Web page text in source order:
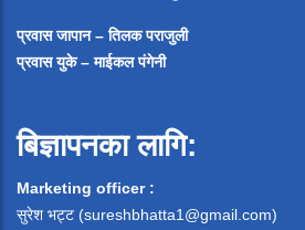
प्रवास जापान – तिलक पराजुली
प्रवास युके – माईकल पंगेनी
बिज्ञापनका लागि:
Marketing officer :
सुरेश भट्ट (sureshbhatta1@gmail.com)